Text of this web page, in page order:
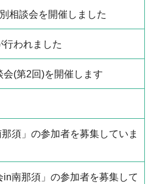
相談会を開催しました
行われました
(第2回)を開催します
須」の参加者を募集していま
in南那須」の参加者を募集して